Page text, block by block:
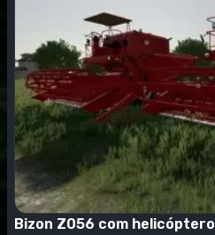
Bizon Z056 com helicóptero